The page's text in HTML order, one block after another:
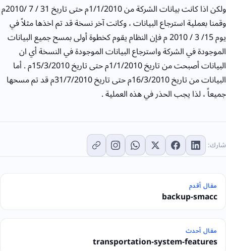
ولكن اذا كانت بيانات الشركة من 1/1/2010م حتى تاريخ 31 / 7 /2010م
وقمنا بعملية استرجاع البيانات ، وكانت آخر نسخة قد تم اخذها مثلاً في
يوم 15/ 3 / 2010 م فإن النظام يقوم كخطوة أولى بمسح جميع البيانات
الموجودة في الشركة واسترجاع البيانات الموجودة في النسخة أي ان
البيانات أصبحت من تاريخ 1/1/2010م حتى تاريخ 15/3/2010م . أما
البيانات من تاريخ 16/3/2010م حتى تاريخ 31/7/2010م قد تم مسحها
جميعاً ، لذا يجب الحذر في هذه العملية .
شارك:
مقال أقدم
backup-smacc
مقال أحدث
transportation-system-features